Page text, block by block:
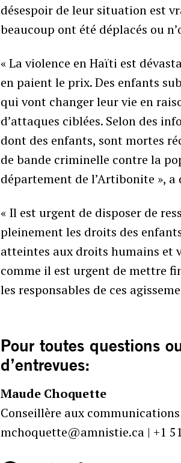
désespoir de leur situation est
beaucoup ont été déplacés ou
« La violence en Haïti est
en paient le prix. Des enfants
qui vont changer leur vie en
d’attaques ciblées. Selon des
dont des enfants, sont mortes
de bande criminelle contre la
département de l’Artibonite », a
« Il est urgent de disposer de
pleinement les droits des
atteintes aux droits humains et
comme il est urgent de mettre
les responsables de ces
Pour toutes questions
d’entrevues:
Maude Choquette
Conseillère aux
mchoquette@amnistie.ca | +1